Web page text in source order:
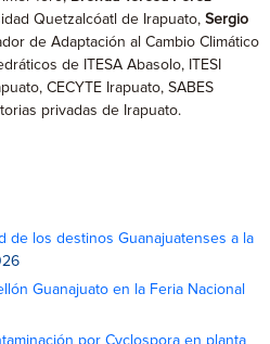
Quetzalcóatl de Irapuato,Sergio
de Adaptación al Cambio Climático
de ITESA Abasolo, ITESI
CECYTE Irapuato, SABES
privadas de Irapuato.
de los destinos Guanajuatenses a la
Guanajuato en la Feria Nacional
por Cyclospora en planta